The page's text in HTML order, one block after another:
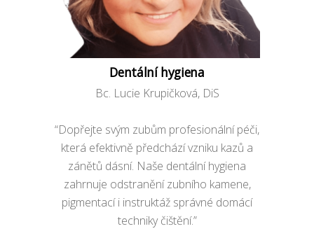
Dentální hygiena
Bc. Lucie Krupičková, DiS
“Dopřejte svým zubům profesionální péči,
která efektivně předchází vzniku kazů a
zánětů dásní. Naše dentální hygiena
zahrnuje odstranění zubního kamene,
pigmentací i instruktáž správné domácí
techniky čištění.”